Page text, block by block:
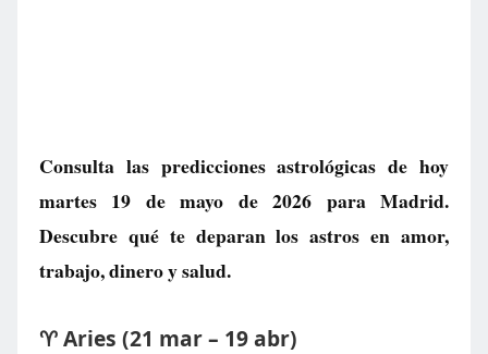
Consulta las predicciones astrológicas de hoy
martes 19 de mayo de 2026 para Madrid.
Descubre qué te deparan los astros en amor,
trabajo, dinero y salud.
♈ Aries (21 mar – 19 abr)